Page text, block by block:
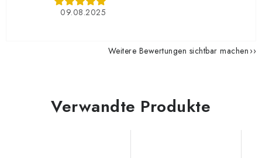
09.08.2025
Weitere Bewertungen sichtbar machen
Verwandte Produkte